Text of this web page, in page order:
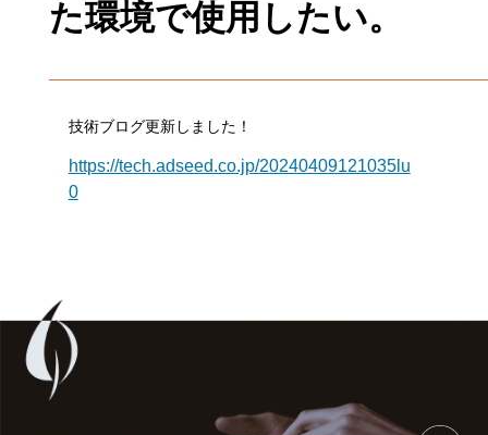
た環境で使用したい。
技術ブログ更新しました！
https://tech.adseed.co.jp/20240409121035lu
0